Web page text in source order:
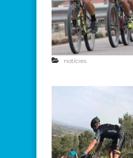
notícies